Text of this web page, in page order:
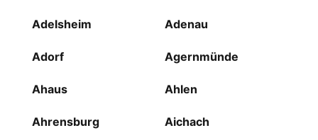
Adelsheim Adenau
Adorf Agernmünde
Ahaus Ahlen
Ahrensburg Aichach